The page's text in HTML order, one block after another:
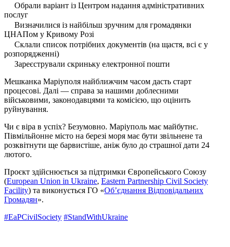
Обрали варіант із Центром надання адміністративних
послуг
Визначилися із найбільш зручним для громадянки
ЦНАПом у Кривому Розі
Склали список потрібних документів (на щастя, всі є у
розпорядженні)
Зареєстрували скриньку електронної пошти
Мешканка Маріуполя найближчим часом дасть старт
процесові. Далі — справа за нашими доблесними
військовими, законодавцями та комісією, що оцінить
руйнування.
Чи є віра в успіх? Безумовно. Маріуполь має майбутнє.
Півмільйонне місто на березі моря має бути звільнене та
розквітнути ще барвистіше, аніж було до страшної дати 24
лютого.
Проєкт здійснюється за підтримки Європейського Союзу
(European Union in Ukraine, Eastern Partnership Civil Society
Facility) та виконується ГО «Об’єднання Відповідальних
Громадян».
#EaPCivilSociety #StandWithUkraine